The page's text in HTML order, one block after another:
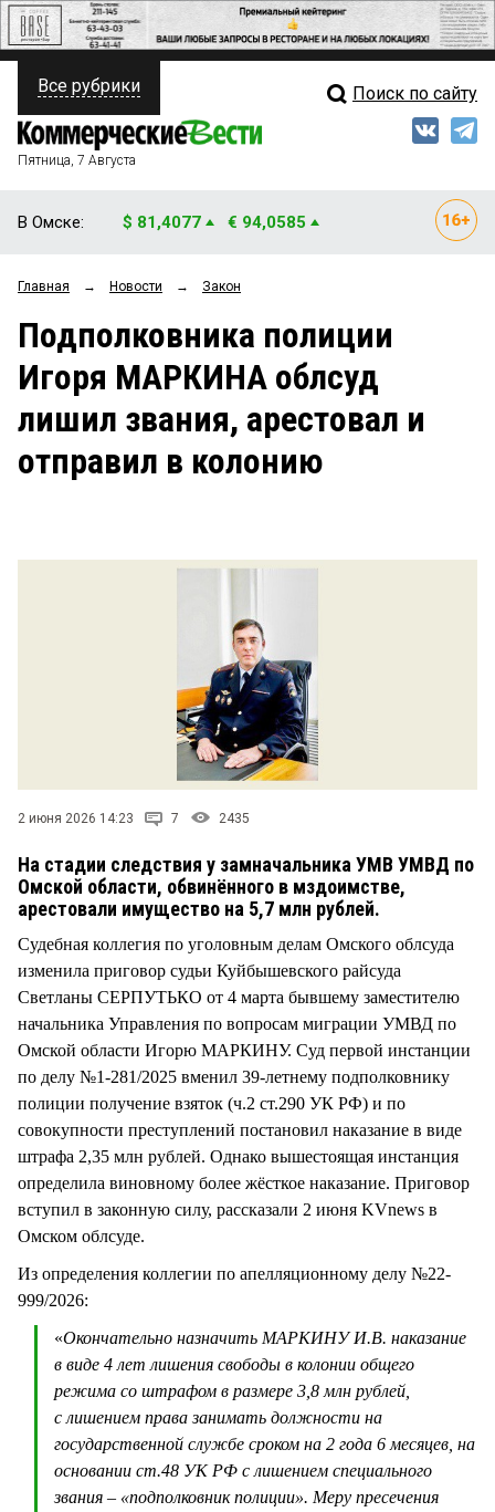
ПОЛИТИКА
ФИНАНСЫ
ОБЩЕСТВО
ЗАКОН
НОВОСТИ КОМПАНИЙ
Свежий выпуск
Рейтинги
Блоги
Архив
Все рубрики Поиск по сайту
Пятница, 7 Августа
В Омске: $ 81,4077 € 94,0585
Главная → Новости → Закон
Подполковника полиции
Игоря МАРКИНА облсуд
лишил звания, арестовал и
отправил в колонию
2 июня 2026 14:23 7 2435
На стадии следствия у замначальника УМВ УМВД по
Омской области, обвинённого в мздоимстве,
арестовали имущество на 5,7 млн рублей.
Судебная коллегия по уголовным делам Омского облсуда
изменила приговор судьи Куйбышевского райсуда
Светланы СЕРПУТЬКО от 4 марта бывшему заместителю
начальника Управления по вопросам миграции УМВД по
Омской области Игорю МАРКИНУ. Суд первой инстанции
по делу №1-281/2025 вменил 39-летнему подполковнику
полиции получение взяток (ч.2 ст.290 УК РФ) и по
совокупности преступлений постановил наказание в виде
штрафа 2,35 млн рублей. Однако вышестоящая инстанция
определила виновному более жёсткое наказание. Приговор
вступил в законную силу, рассказали 2 июня KVnews в
Омском облсуде.
Из определения коллегии по апелляционному делу №22-
999/2026:
«Окончательно назначить МАРКИНУ И.В. наказание
в виде 4 лет лишения свободы в колонии общего
режима со штрафом в размере 3,8 млн рублей,
с лишением права занимать должности на
государственной службе сроком на 2 года 6 месяцев, на
основании ст.48 УК РФ с лишением специального
звания – «подполковник полиции». Меру пресечения